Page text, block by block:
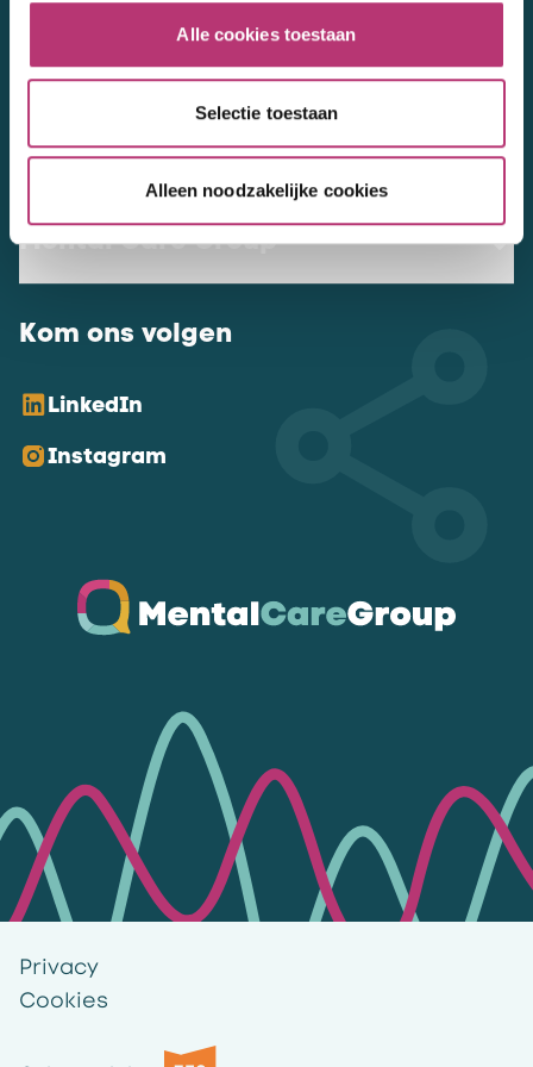
Alle cookies toestaan
Selectie toestaan
Alleen noodzakelijke cookies
NL Mental Care Group B.V.
Vacatures
Mental Care Group
Kom ons volgen
LinkedIn
Instagram
Privacy
Cookies